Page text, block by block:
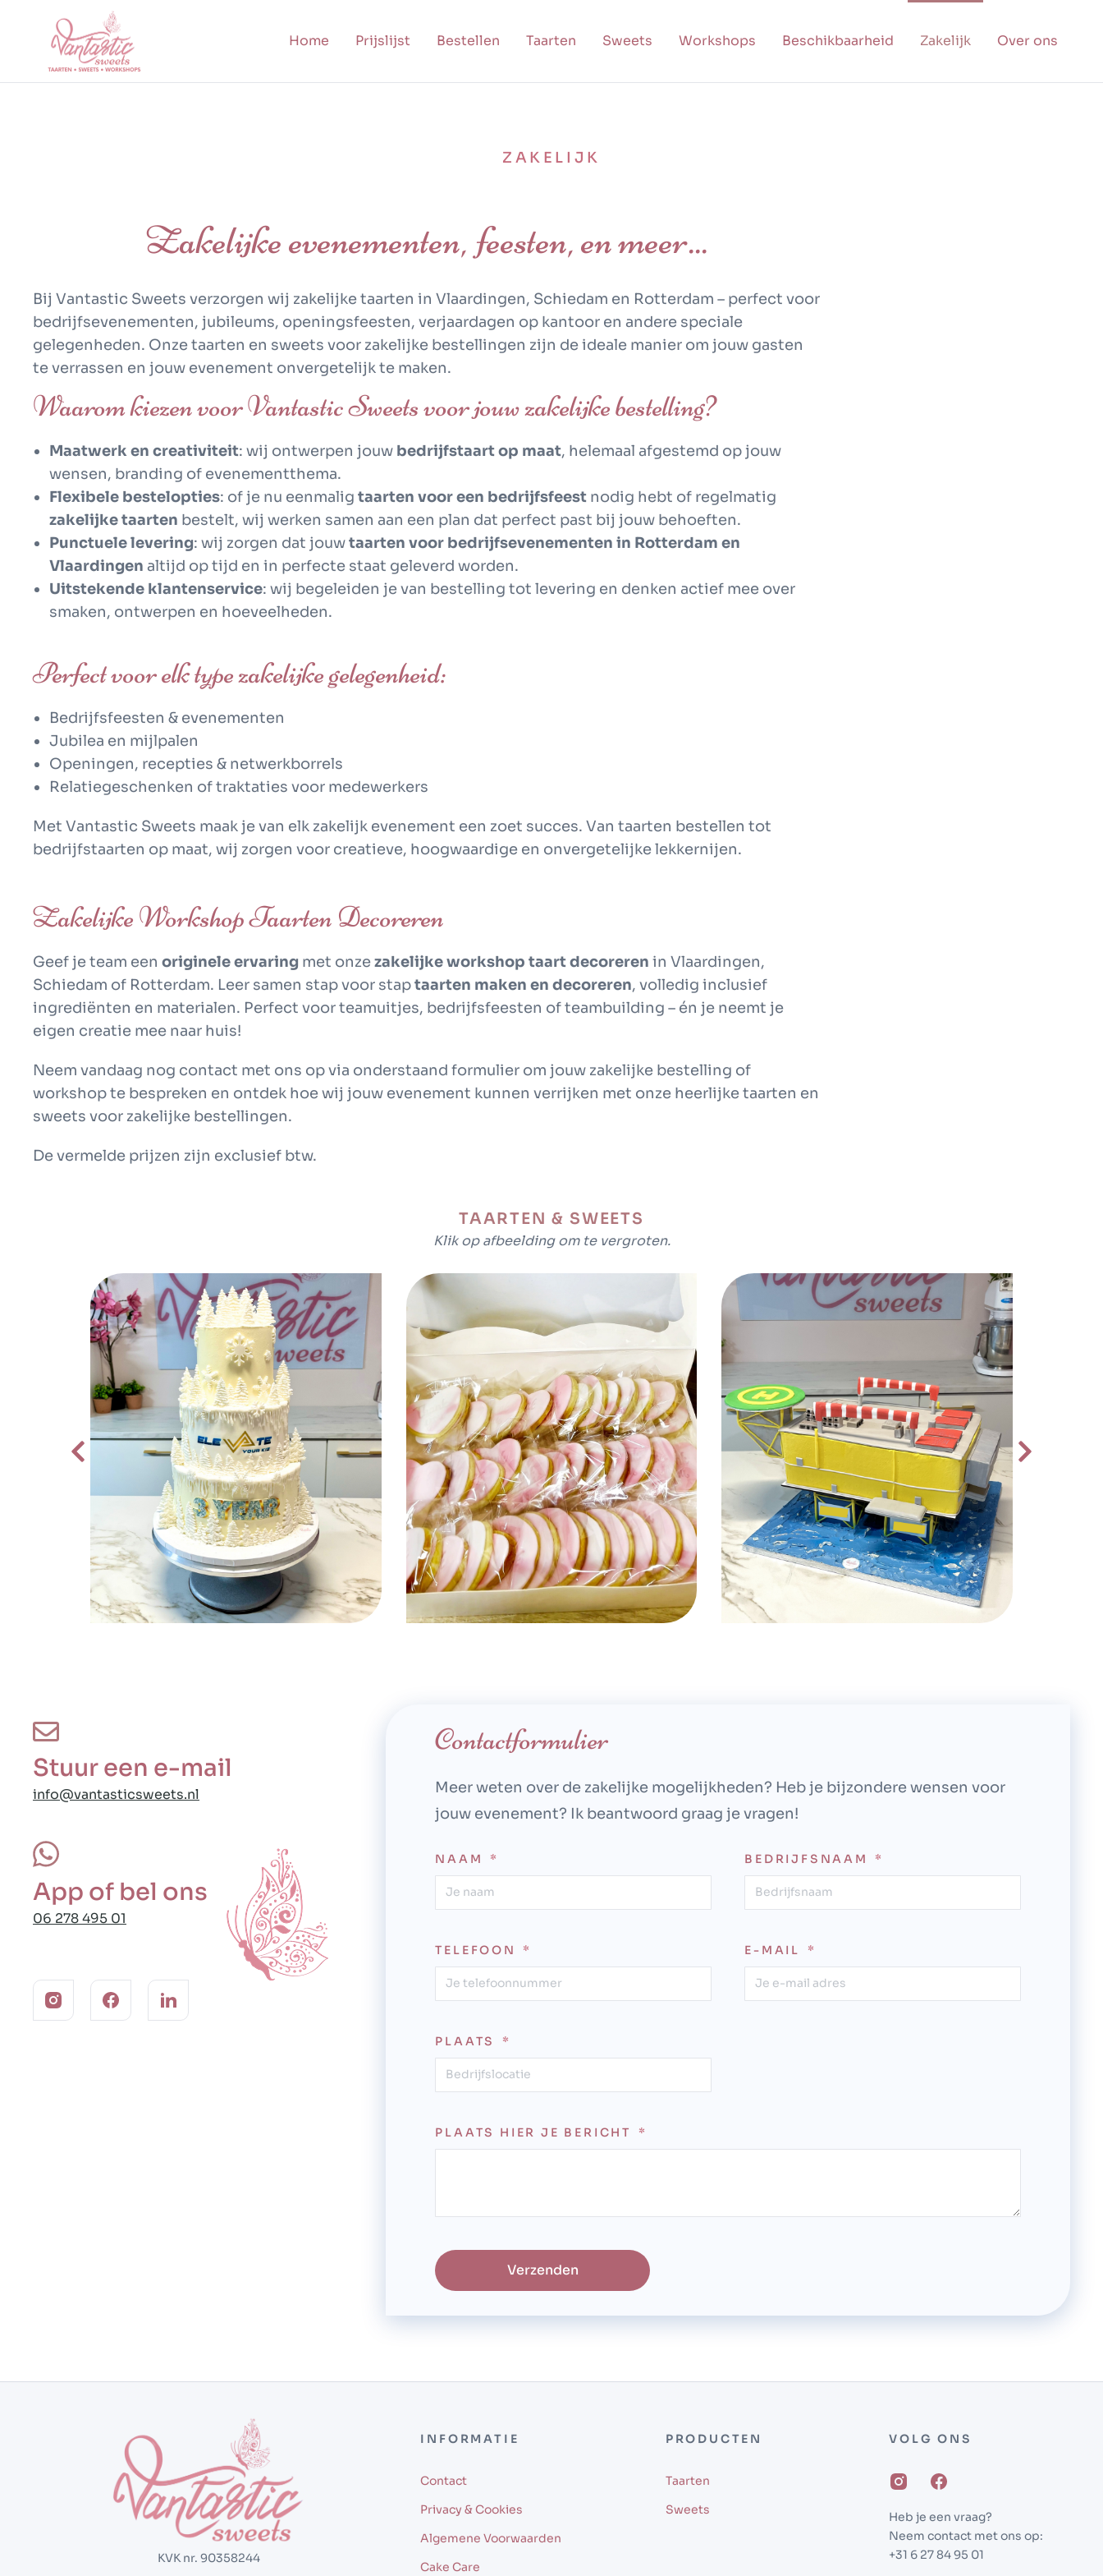
Home Prijslijst Bestellen Taarten Sweets Workshops Beschikbaarheid Zakelijk Over ons
ZAKELIJK
Zakelijke evenementen, feesten, en meer...
Bij Vantastic Sweets verzorgen wij zakelijke taarten in Vlaardingen, Schiedam en Rotterdam – perfect voor
bedrijfsevenementen, jubileums, openingsfeesten, verjaardagen op kantoor en andere speciale
gelegenheden. Onzetaarten en sweets voor zakelijke bestellingen zijn de ideale manier om jouw gasten
te verrassen en jouw evenement onvergetelijk te maken.
Waarom kiezen voor Vantastic Sweets voor jouw zakelijke bestelling?
Maatwerk en creativiteit: wij ontwerpen jouw bedrijfstaart op maat, helemaal afgestemd op jouw
wensen, branding of evenementthema.
Flexibele bestelopties: of je nu eenmalig taarten voor een bedrijfsfeest nodig hebt of regelmatig
zakelijke taarten bestelt, wij werken samen aan een plan dat perfect past bij jouw behoeften.
Punctuele levering: wij zorgen dat jouwtaarten voor bedrijfsevenementen in Rotterdam en
Vlaardingen altijd op tijd en in perfecte staat geleverd worden.
Uitstekende klantenservice: wij begeleiden je van bestelling tot levering en denken actief mee over
smaken, ontwerpen en hoeveelheden.
Perfect voor elk type zakelijke gelegenheid:
Bedrijfsfeesten & evenementen
Jubilea en mijlpalen
Openingen, recepties & netwerkborrels
Relatiegeschenken of traktaties voor medewerkers
Met Vantastic Sweets maak je van elk zakelijk evenement een zoet succes. Van taarten bestellen tot
bedrijfstaarten op maat, wij zorgen voor creatieve, hoogwaardige en onvergetelijke lekkernijen.
Zakelijke Workshop Taarten Decoreren
Geef je team een originele ervaring met onzezakelijke workshop taart decoreren in Vlaardingen,
Schiedam of Rotterdam. Leer samen stap voor staptaarten maken en decoreren, volledig inclusief
ingrediënten en materialen. Perfect voor teamuitjes, bedrijfsfeesten of teambuilding – én je neemt je
eigen creatie mee naar huis!
Neem vandaag nog contact met ons op via onderstaand formulier om jouw zakelijke bestelling of
workshop te bespreken en ontdek hoe wij jouw evenement kunnen verrijken met onze heerlijke taarten en
sweets voor zakelijke bestellingen.
De vermelde prijzen zijn exclusief btw.
TAARTEN & SWEETS
Klik op afbeelding om te vergroten.
Stuur een e-mail
info@vantasticsweets.nl
App of bel ons
06 278 495 01
Contactformulier
Meer weten over de zakelijke mogelijkheden? Heb je bijzondere wensen voor
jouw evenement? Ik beantwoord graag je vragen!
NAAM BEDRIJFSNAAM
TELEFOON E-MAIL
PLAATS
PLAATS HIER JE BERICHT
Verzenden
KVK nr. 90358244
INFORMATIE
Contact
Privacy & Cookies
Algemene Voorwaarden
Cake Care
PRODUCTEN
Taarten
Sweets
VOLG ONS
Heb je een vraag?
Neem contact met ons op:
+31 6 27 84 95 01